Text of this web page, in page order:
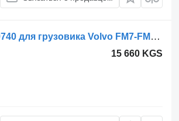
Главный тормозной кран WABCO ФМ (01.05-) 4757110740 для грузовика Volvo FM7-FM12, FM, FMX (1998-2014)
15 660 KGS